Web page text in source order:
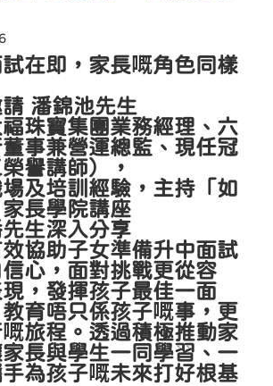
在即，家長嘅角色同樣
潘錦池先生
福珠寶集團業務經理、六
事兼營運總監、現任冠
譽講師），
及培訓經驗，主持「如
長學院講座
生深入分享
協助子女準備升中面試
心，面對挑戰更從容
，發揮孩子最佳一面
育唔只係孩子嘅事，更
旅程。透過積極推動家
長與學生一同學習、一
手為孩子嘅未來打好根基